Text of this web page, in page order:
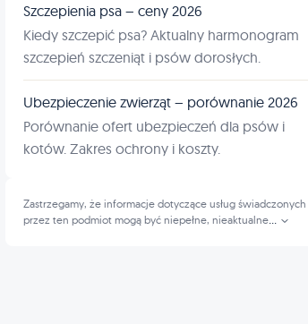
Szczepienia psa – ceny 2026
Kiedy szczepić psa? Aktualny harmonogram
szczepień szczeniąt i psów dorosłych.
Ubezpieczenie zwierząt – porównanie 2026
Porównanie ofert ubezpieczeń dla psów i
kotów. Zakres ochrony i koszty.
Zastrzegamy, że informacje dotyczące usług świadczonych
przez ten podmiot mogą być niepełne, nieaktualne...